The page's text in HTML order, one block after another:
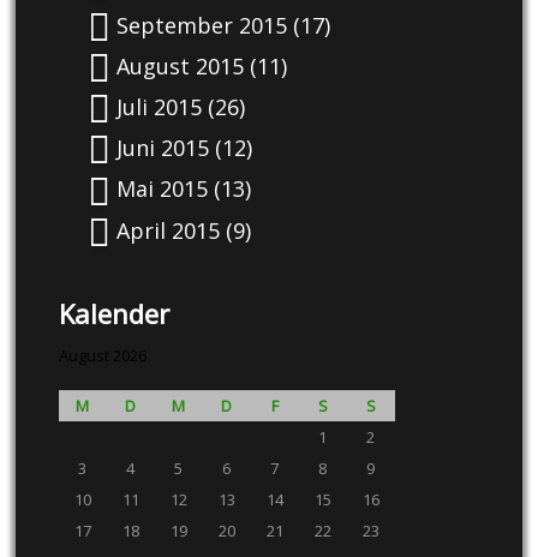
September 2015(17)
August 2015(11)
Juli 2015(26)
Juni 2015(12)
Mai 2015(13)
April 2015(9)
Kalender
August 2026
M D M D F S
S
1
2
3
4 5 6 7 8
9
10
11 12 13 14 15
16
17
18 19 20 21 22
23